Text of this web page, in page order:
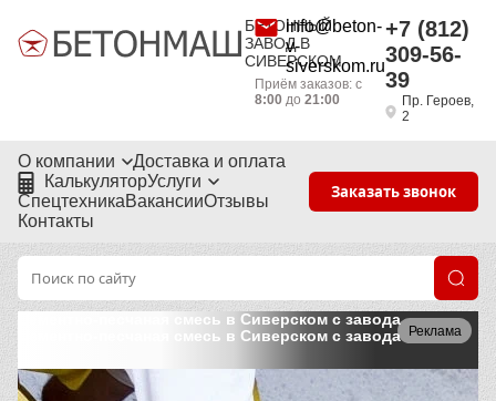
БЕТОННЫЙ
ЗАВОД В
СИВЕРСКОМ
info@beton-
v-
siverskom.ru
Приём заказов: с
8:00до 21:00
+7 (812)
309-56-
39
Пр. Героев,
2
О компании
Доставка и оплата
КалькуляторУслуги
СпецтехникаВакансииОтзывы
Контакты
Заказать звонок
Реклама
Цементно-песчаная смесь в Сиверском с завода
Цементно-песчаная смесь в Сиверском с завода